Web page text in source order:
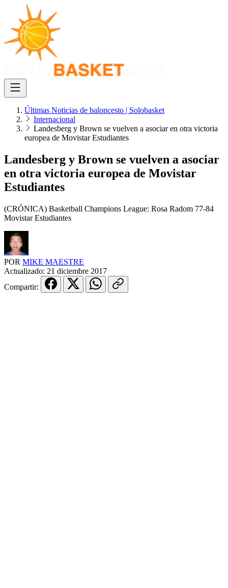
Últimas Noticias de baloncesto | Solobasket
Internacional
Landesberg y Brown se vuelven a asociar en otra victoria
europea de Movistar Estudiantes
Landesberg y Brown se vuelven a asociar
en otra victoria europea de Movistar
Estudiantes
(CRÓNICA) Basketball Champions League: Rosa Radom 77-84
Movistar Estudiantes
POR MIKE MAESTRE
Actualizado: 21 diciembre 2017
Compartir: